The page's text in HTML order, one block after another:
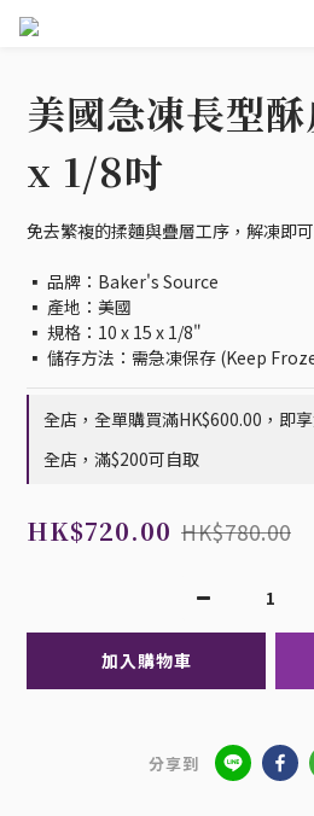
美國急凍長型
x 1/8吋
免去繁複的揉麵與疊層工序，解凍即
▪️ 品牌：Baker's Source
▪️ 產地：美國
▪️ 規格：10 x 15 x 1/8"
▪️ 儲存方法：需急凍保存 (Keep
全店，全單購買滿HK$600.00，即
全店，滿$200可自取
HK$720.00 HK$780.00
加入購物車
分享到